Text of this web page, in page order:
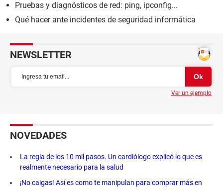
Pruebas y diagnósticos de red: ping, ipconfig...
Qué hacer ante incidentes de seguridad informática
NEWSLETTER
Ver un ejemplo
NOVEDADES
La regla de los 10 mil pasos. Un cardiólogo explicó lo que es
realmente necesario para la salud
¡No caigas! Así es como te manipulan para comprar más en